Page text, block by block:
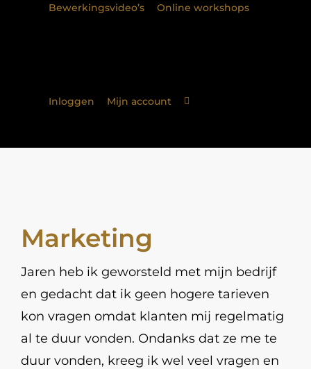
Bewerkingsvideo’s Online workshops
Inloggen Mijn account
Marketing
Jaren heb ik geworsteld met mijn bedrijf
en gedacht dat ik geen hogere tarieven
kon vragen omdat klanten mij regelmatig
al te duur vonden. Ondanks dat ze me te
duur vonden, kreeg ik wel veel vragen en